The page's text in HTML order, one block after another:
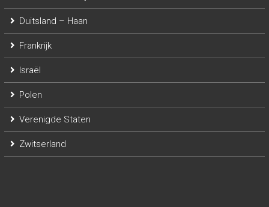
Duitsland – Haan
Frankrijk
Israël
Polen
Verenigde Staten
Zwitserland